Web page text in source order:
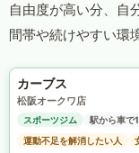
自由度が高い分、自
間帯や続けやすい環
カーブス
松阪オークワ店
スポーツジム
駅から車で
運動不足を解消したい人